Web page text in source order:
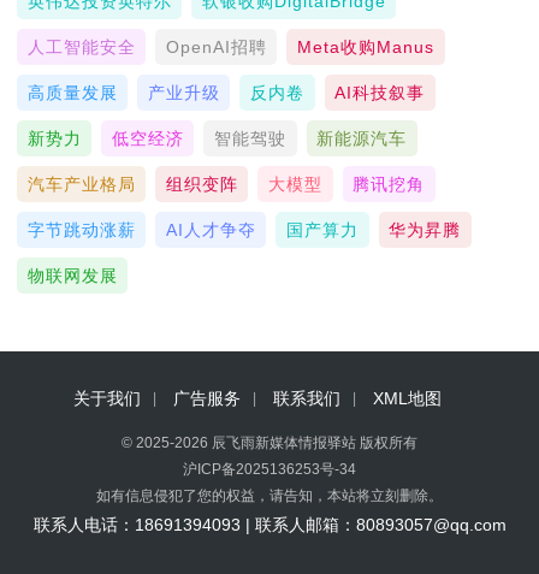
人工智能安全 OpenAI招聘 Meta收购Manus
高质量发展 产业升级 反内卷 AI科技叙事
新势力 低空经济 智能驾驶 新能源汽车
汽车产业格局 组织变阵 大模型 腾讯挖角
字节跳动涨薪 AI人才争夺 国产算力 华为昇腾
物联网发展
关于我们 广告服务 联系我们 XML地图
© 2025-2026 辰飞雨新媒体情报驿站 版权所有
沪ICP备2025136253号-34
如有信息侵犯了您的权益，请告知，本站将立刻删除。
联系人电话：18691394093 | 联系人邮箱：80893057@qq.com